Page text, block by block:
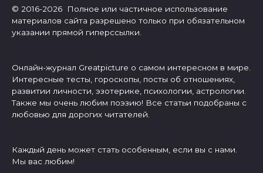
© 2016-2026 Полное или частичное использование
материалов сайта разрешено только при обязательном
указании прямой гиперссылки.
Онлайн-журнал Greatpicture о самом интересном в мире.
Интересные тесты, гороскопы, посты об отношениях,
развитии личности, эзотерике, психологии, астрологии.
Также мы очень любим поэзию! Все статьи подобраны с
любовью для дорогих читателей.
Каждый день может стать особенным, если вы с нами.
Мы вас любим!